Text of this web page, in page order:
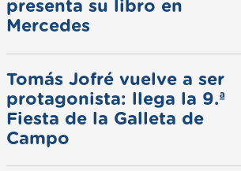
presenta su libro en
Mercedes
Tomás Jofré vuelve a ser
protagonista: llega la 9.ª
Fiesta de la Galleta de
Campo